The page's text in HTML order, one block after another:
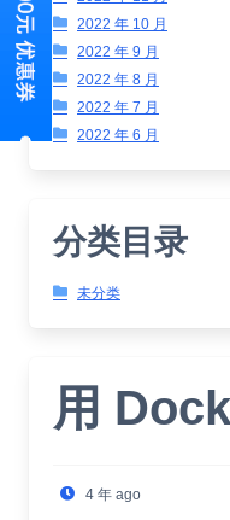
2022 年 10 月
2022 年 9 月
2022 年 8 月
2022 年 7 月
2022 年 6 月
分类目录
未分类
用
4 年 ago